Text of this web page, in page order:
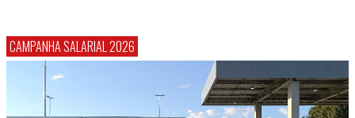
CAMPANHA SALARIAL 2026